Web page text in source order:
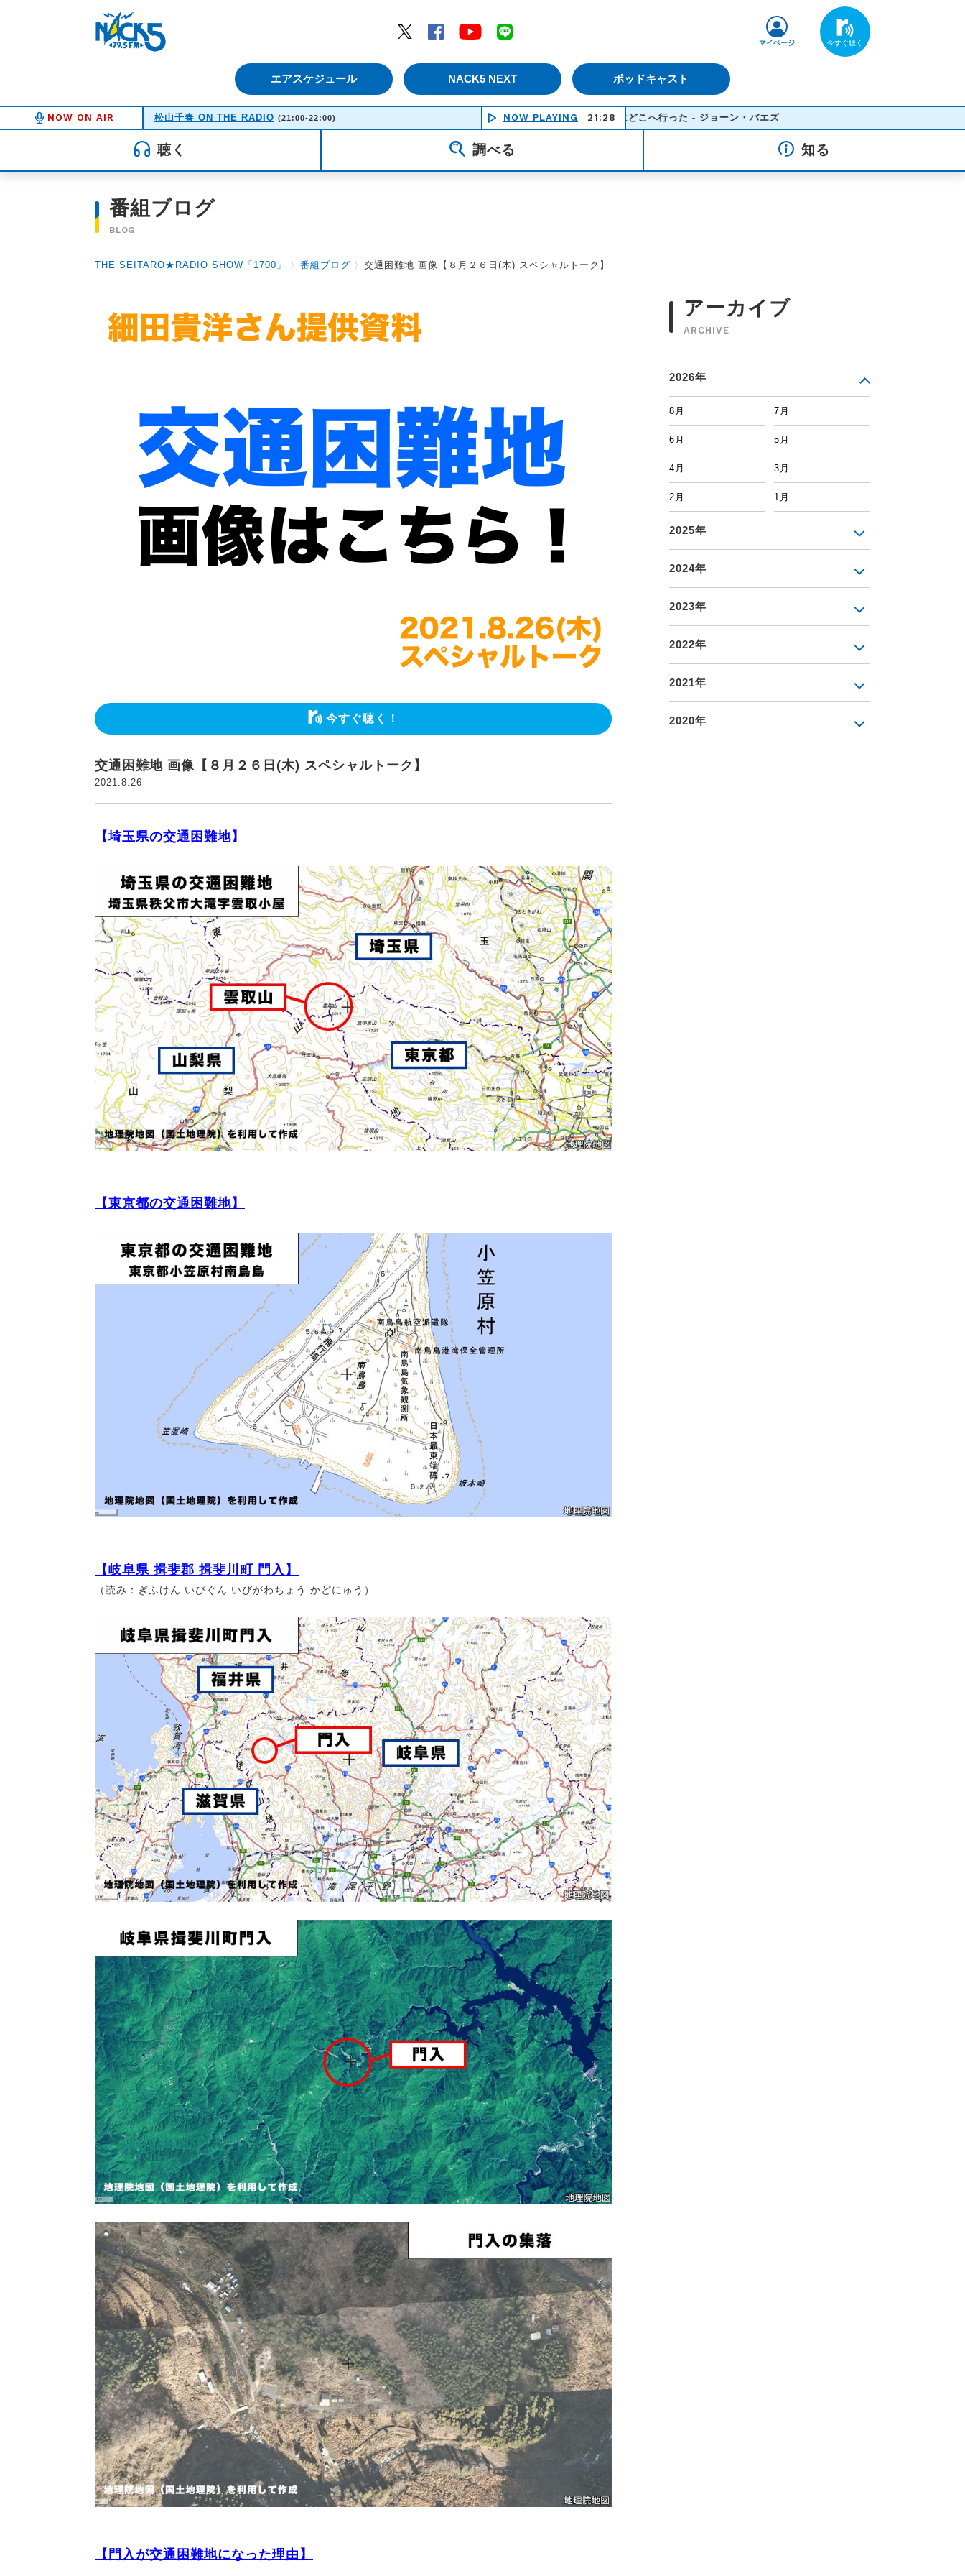
Twitter
Facebook YouTube
エアスケジュール NACK5 NEXT ポッドキャスト
マイページ
NOW ON AIR 松山千春 ON THE RADIO (21:00-22:00) NOW PLAYING 21:28
花はどこへ行った - ジョーン・バエズ
聴く 調べる 知る
番組ブログ
BLOG
THE SEITARO★RADIO SHOW「1700」 〉 番組ブログ 〉 交通困難地 画像【８月２６日(木) スペシャルトーク】
今すぐ聴く！
交通困難地 画像【８月２６日(木) スペシャルトーク】
2021.8.26
【埼玉県の交通困難地】
【東京都の交通困難地】
【岐阜県 揖斐郡 揖斐川町 門入 】
（読み： ぎふけん いびぐん いびがわちょう かどにゅう ）
【門入が交通困難地になった理由】
アーカイブ
ARCHIVE
2026年
8月 7月
6月 5月
4月 3月
2月 1月
2025年
2024年
2023年
2022年
2021年
2020年